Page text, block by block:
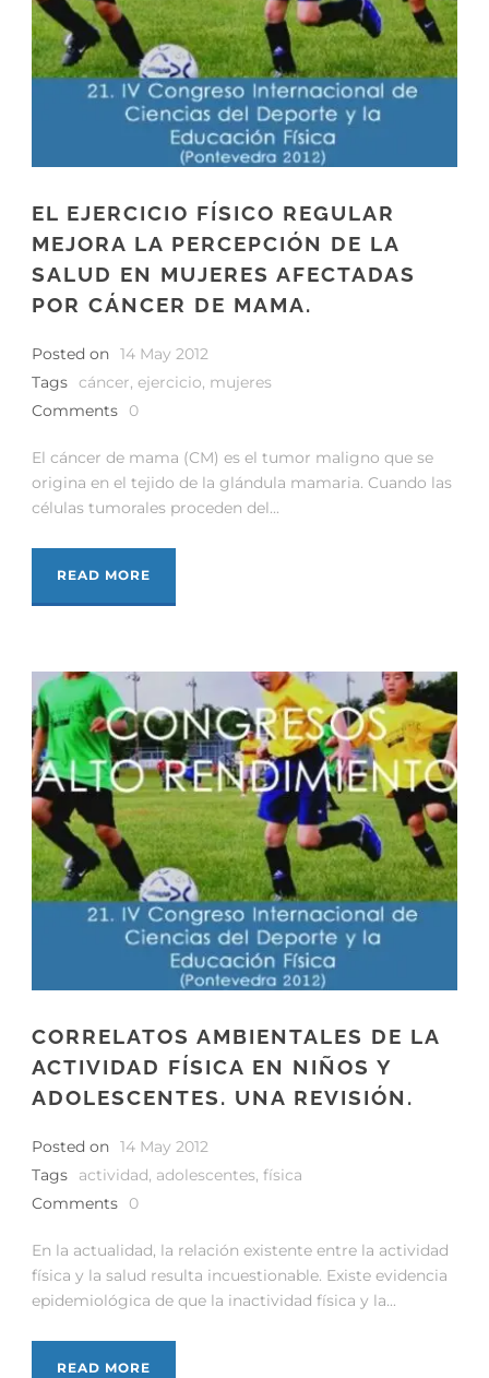
EL EJERCICIO FÍSICO REGULAR
MEJORA LA PERCEPCIÓN DE LA
SALUD EN MUJERES AFECTADAS
POR CÁNCER DE MAMA.
Posted on 14 May 2012
Tags cáncer, ejercicio, mujeres
Comments
0
El cáncer de mama (CM) es el tumor maligno que se
origina en el tejido de la glándula mamaria. Cuando las
células tumorales proceden del...
READ MORE
CORRELATOS AMBIENTALES DE LA
ACTIVIDAD FÍSICA EN NIÑOS Y
ADOLESCENTES. UNA REVISIÓN.
Posted on 14 May 2012
Tags
actividad, adolescentes, física
Comments
0
En la actualidad, la relación existente entre la actividad
física y la salud resulta incuestionable. Existe evidencia
epidemiológica de que la inactividad física y la...
READ MORE